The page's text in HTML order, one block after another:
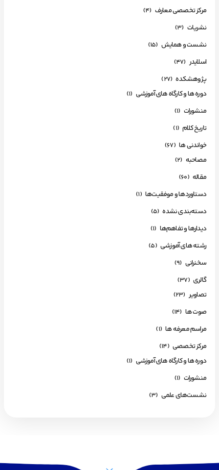
مرکز تخصصی معارف (4)
نشریات (3)
نشست و همایش (15)
اسلایدر (47)
پژوهشکده (27)
دوره ها و کارگاه های آموزشی (1)
منشورات (1)
تاریخ کلام (1)
خواندنی ها (67)
مصاحبه (2)
مقاله (60)
دستاوردها و موفقیت‌ها (1)
دسته‌بندی نشده (5)
دیدارها و تفاهم‌ها (1)
رشته های آموزشی (5)
سخنرانی (9)
گالری (37)
تصاویر (23)
صوت ها (14)
مراسم معرفه ها (1)
مرکز تخصصی (14)
دوره ها و کارگاه های آموزشی (1)
منشورات (1)
نشست‌های علمی (3)